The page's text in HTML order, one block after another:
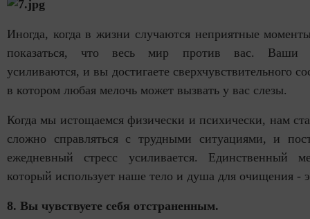
Иногда, когда в жизни случаются неприятные
показаться, что весь мир против вас. Ваши
усиливаются, и вы достигаете сверхчувствительного
в котором любая мелочь может вызвать у вас слезы.
Когда мы истощаемся физически и психически, нам
сложно справляться с трудными ситуациями, и
ежедневный стресс усиливается. Единственный
который использует наше тело и душа для очищения -
8. Вы чувствуете себя отстраненным.